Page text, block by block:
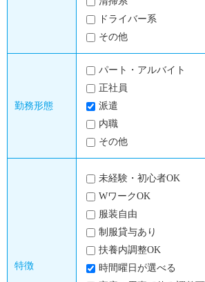
ドライバー系
その他
勤務形態
パート・アルバイト
正社員
派遣
内職
その他
特徴
未経験・初心者OK
WワークOK
服装自由
制服貸与あり
扶養内調整OK
時間曜日が選べる